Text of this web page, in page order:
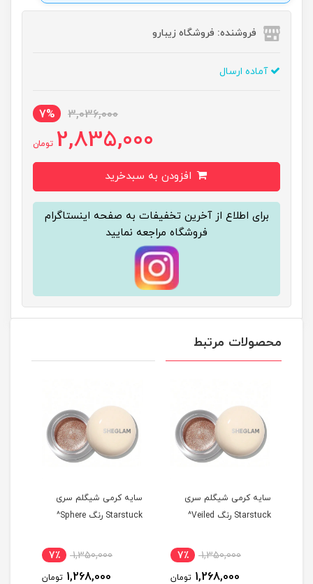
فروشنده: فروشگاه زیبارو
آماده ارسال
3,036,000
7%
2,835,000 تومان
برای اطلاع از آخرین تخفیفات به صفحه اینستاگرام
فروشگاه مراجعه نمایید
محصولات مرتبط
سایه کرمی شیگلم سری
Starstuck رنگ Veiled^
1,350,000 7٪
1,268,000 تومان
سایه کرمی شیگلم سری
Starstuck رنگ Sphere^
1,350,000 7٪
1,268,000 تومان